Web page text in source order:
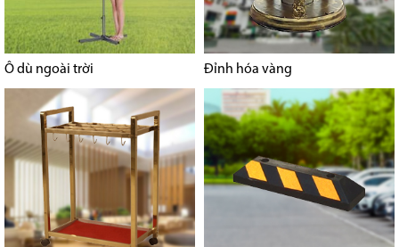
Ô dù ngoài trời Đỉnh hóa vàng